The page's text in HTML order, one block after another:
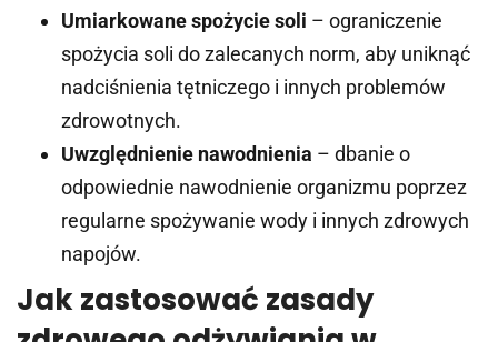
Umiarkowane spożycie soli – ograniczenie
spożycia soli do zalecanych norm, aby uniknąć
nadciśnienia tętniczego i innych problemów
zdrowotnych.
Uwzględnienie nawodnienia – dbanie o
odpowiednie nawodnienie organizmu poprzez
regularne spożywanie wody i innych zdrowych
napojów.
Jak zastosować zasady